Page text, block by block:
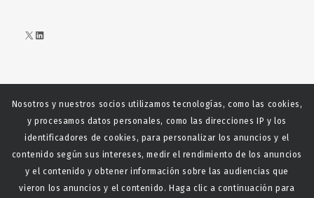
X LinkedIn
Web realizada con el patrocinio del Centro Español del Centro
Español de Derechos Reprofráficos
Nosotros y nuestros socios utilizamos tecnologías, como las cookies,
y procesamos datos personales, como las direcciones IP y los
identificadores de cookies, para personalizar los anuncios y el
contenido según sus intereses, medir el rendimiento de los anuncios
y el contenido y obtener información sobre las audiencias que
vieron los anuncios y el contenido. Haga clic a continuación para